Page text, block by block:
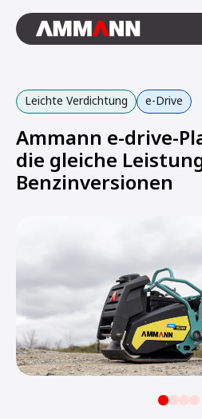
Leichte Verdichtung e-Drive
Ammann e-drive-
die gleiche
Benzinversionen